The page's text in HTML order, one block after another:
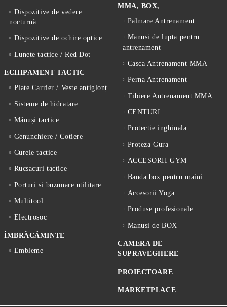
Dispozitive de vedere
nocturnă
Dispozitive de ochire optice
Lunete tactice / Red Dot
ECHIPAMENT TACTIC
Plate Carrier / Veste antiglonț
Sisteme de hidratare
Mănuși tactice
Genunchiere / Cotiere
Curele tactice
Rucsacuri tactice
Porturi si buzunare utilitare
Multitool
Electrosoc
ÎMBRĂCĂMINTE
Embleme
MMA, BOX,
Palmare Antrenament
Manusi de lupta pentru
antrenament
Casca Antrenament MMA
Perna Antrenament
Tibiere Antrenament MMA
CENTURI
Protectie inghinala
Proteza Gura
ACCESORII GYM
Banda box pentru maini
Accesorii Yoga
Produse profesionale
Manusi de BOX
CAMERA DE
SUPRAVEGHERE
PROIECTOARE
MARKETPLACE